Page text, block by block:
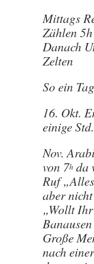
Mittags
Zählen
Danach
Zelten
So ein
16. Okt.
einige
Nov.
von 7h da
Ruf
aber
„Wollt
Große
nach